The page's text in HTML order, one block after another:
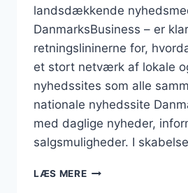
landsdækkende
DanmarksBusiness – er
retningslininerne for,
et stort netværk af lokale
nyhedssites som alle
nationale nyhedssite
med daglige nyheder,
salgsmuligheder. I
LÆS MERE